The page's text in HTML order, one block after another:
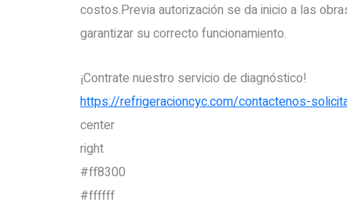
costos.Previa autorización se da inicio a las
garantizar su correcto funcionamiento.
¡Contrate nuestro servicio de diagnóstico!
https://refrigeracioncyc.com/contactenos-
center
right
#ff8300
#ffffff